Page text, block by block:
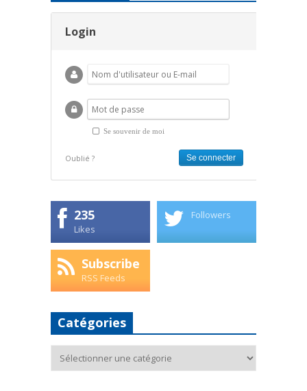
Login
Se souvenir de moi
Oublié ?
235
Likes
Followers
Subscribe
RSS Feeds
Catégories